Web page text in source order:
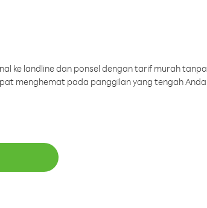
ke landline dan ponsel dengan tarif murah tanpa
menghemat pada panggilan yang tengah Anda